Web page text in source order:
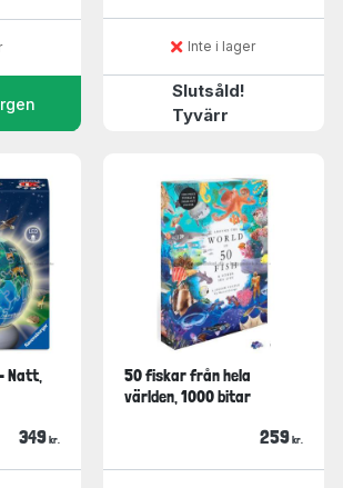
Inte i lager
Slutsåld!
Tyvärr
Natt,
349 kr.
50 fiskar från hela
världen, 1000 bitar
259 kr.